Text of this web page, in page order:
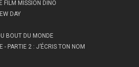
FILM MISSION DINO
DAY
BOUT DU MONDE
- PARTIE 2 : J’ÉCRIS TON NOM